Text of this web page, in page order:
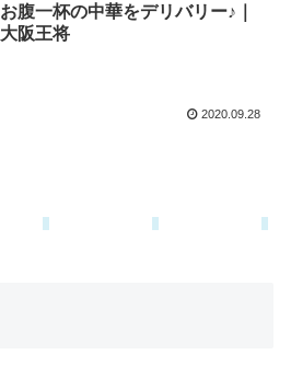
お腹一杯の中華をデリバリー♪｜
大阪王将
2020.09.28